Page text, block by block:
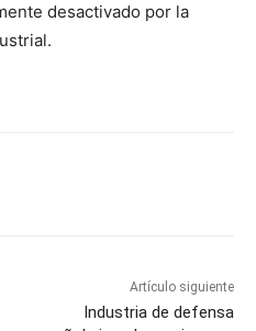
desactivado por la
Artículo siguiente
Industria de defensa